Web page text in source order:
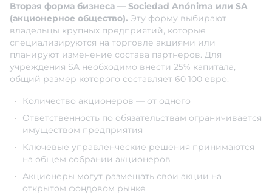
Вторая форма бизнеса — Sociedad Anónima или SA
(акционерное общество). Эту форму выбирают
владельцы крупных предприятий, которые
специализируются на торговле акциями или
планируют изменение состава партнеров. Для
учреждения SA необходимо внести 25% капитала,
общий размер которого составляет 60 100 евро:
Количество акционеров — от одного
Ответственность по обязательствам ограничивается
имуществом предприятия
Ключевые управленческие решения принимаются
на общем собрании акционеров
Акционеры могут размещать свои акции на
открытом фондовом рынке